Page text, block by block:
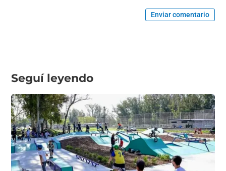
Enviar comentario
Seguí leyendo